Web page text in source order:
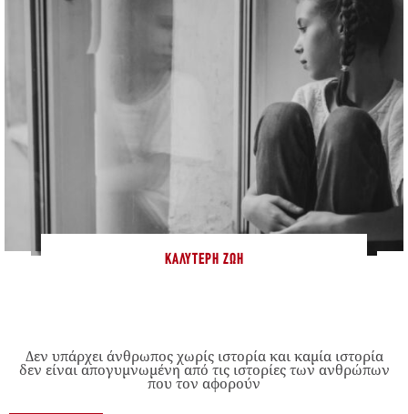
ΚΑΛΎΤΕΡΗ ΖΩΉ
Δεν υπάρχει άνθρωπος χωρίς ιστορία και καμία ιστορία
δεν είναι απογυμνωμένη από τις ιστορίες των ανθρώπων
που τον αφορούν